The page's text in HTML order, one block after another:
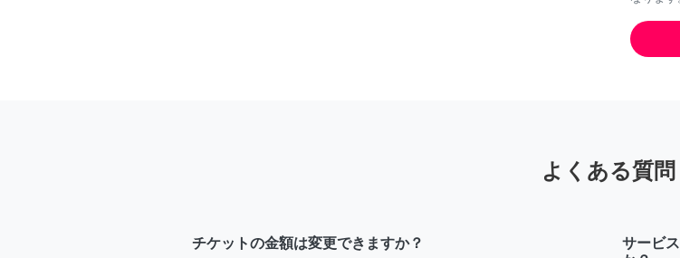
よくある質問
チケットの金額は変更できますか？
サービ